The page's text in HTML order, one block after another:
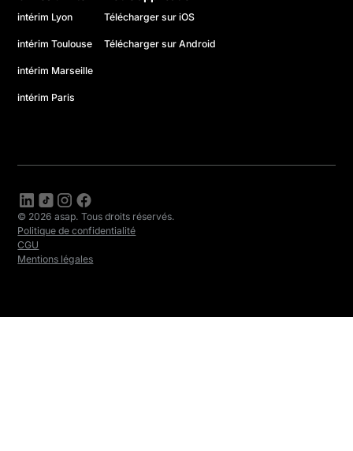
intérim Lyon
intérim Toulouse
intérim Marseille
intérim Paris
Télécharger sur iOS
Télécharger sur Android
Mentions légales
CGU
Politique de confidentialité
© 2026 asap. Tous droits réservés.